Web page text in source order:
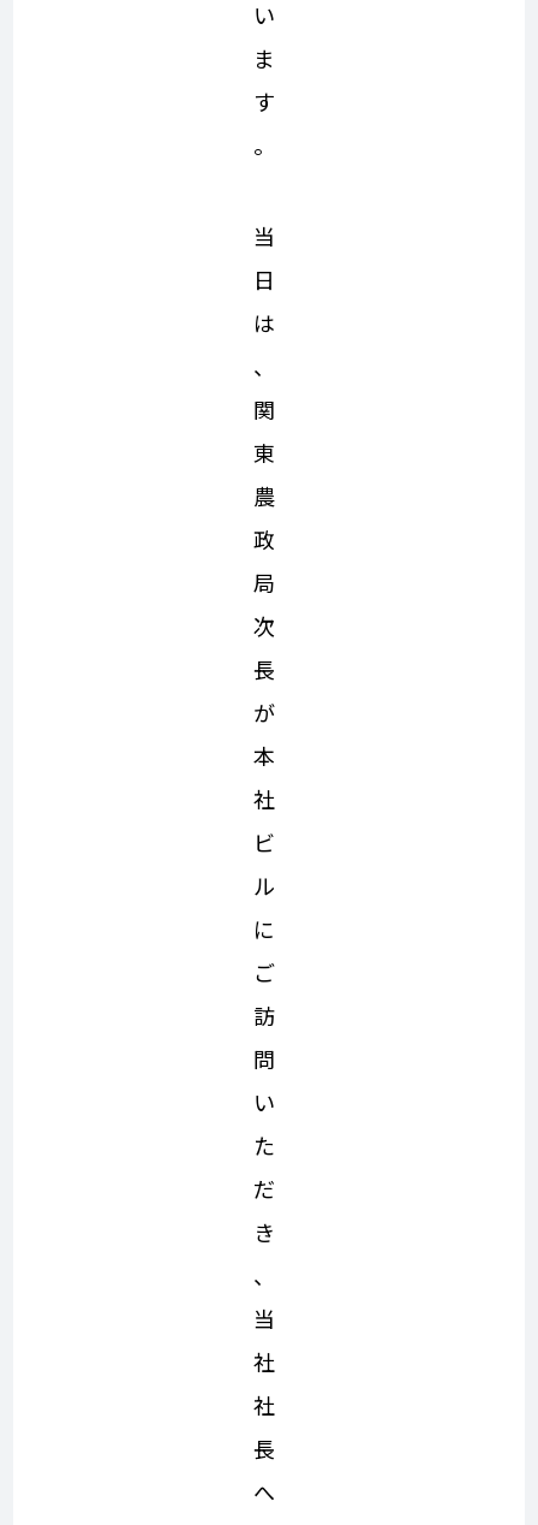
い
ま
す
。
当
日
は
、
関
東
農
政
局
次
長
が
本
社
ビ
ル
に
ご
訪
問
い
た
だ
き
、
当
社
社
長
へ